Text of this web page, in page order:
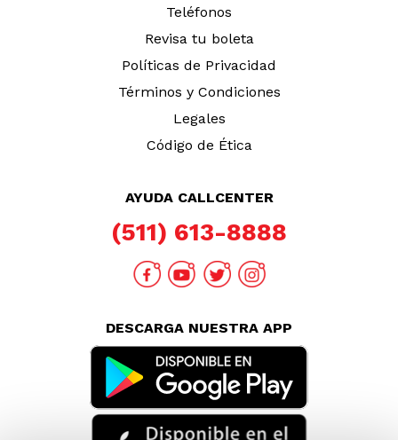
Teléfonos
Revisa tu boleta
Políticas de Privacidad
Términos y Condiciones
Legales
Código de Ética
AYUDA CALLCENTER
(511) 613-8888
DESCARGA NUESTRA APP